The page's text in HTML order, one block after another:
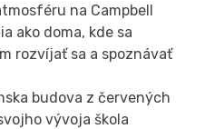
na Campbell
ako doma, kde sa
rozvíjať sa a spoznávať
budova z červených
vývoja škola